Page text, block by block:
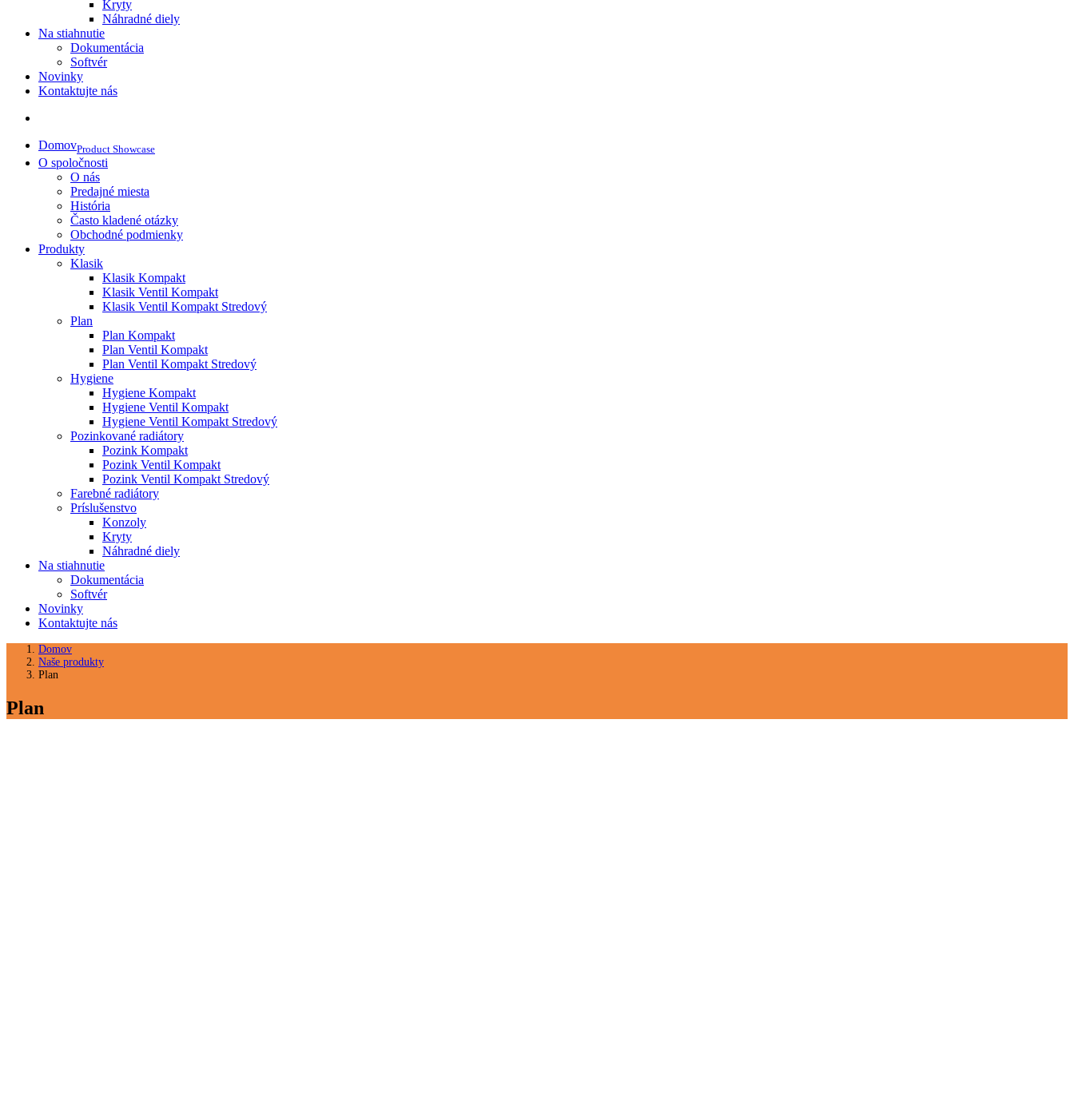
Kryty
Náhradné diely
Na stiahnutie
Dokumentácia
Softvér
Novinky
Kontaktujte nás
DomovProduct Showcase
O spoločnosti
O nás
Predajné miesta
História
Často kladené otázky
Obchodné podmienky
Produkty
Klasik
Klasik Kompakt
Klasik Ventil Kompakt
Klasik Ventil Kompakt Stredový
Plan
Plan Kompakt
Plan Ventil Kompakt
Plan Ventil Kompakt Stredový
Hygiene
Hygiene Kompakt
Hygiene Ventil Kompakt
Hygiene Ventil Kompakt Stredový
Pozinkované radiátory
Pozink Kompakt
Pozink Ventil Kompakt
Pozink Ventil Kompakt Stredový
Farebné radiátory
Príslušenstvo
Konzoly
Kryty
Náhradné diely
Na stiahnutie
Dokumentácia
Softvér
Novinky
Kontaktujte nás
Domov
Naše produkty
Plan
Plan